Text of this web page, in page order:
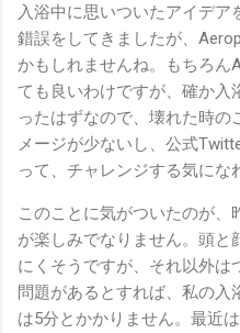
入浴中に思いついたアイデ
錯誤をしてきましたが、
かもしれませんね。もちろん
ても良いわけですが、確か入
ったはずなので、壊れた時
メージが少ないし、公式
って、チャレンジする気にな
このことに気がついたのが、
が楽しみでなりません。頭と
にくそうですが、それ以外は
問題があるとすれば、私の入
は5分とかかりません。最近